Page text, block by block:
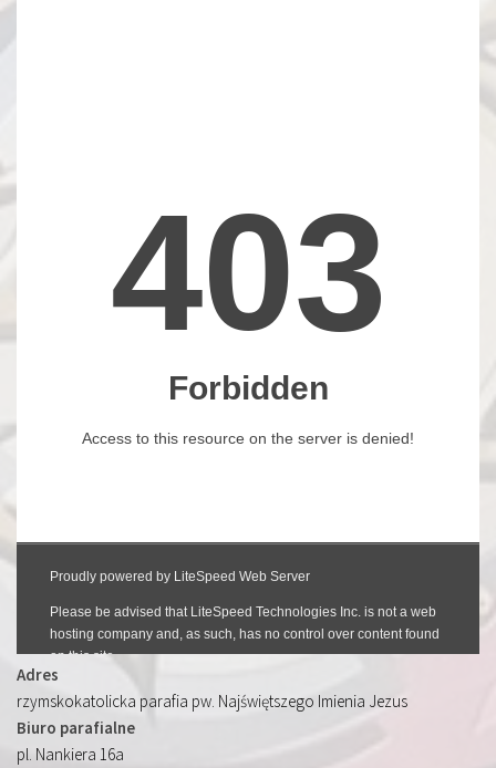
Adres
rzymskokatolicka parafia pw. Najświętszego Imienia Jezus
Biuro parafialne
pl. Nankiera 16a